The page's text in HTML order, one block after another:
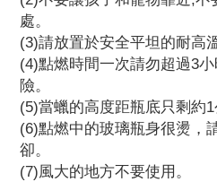
處。
(3)請放置於安全平坦的耐高
(4)點燃時間一次請勿超過3
險。
(5)當蠟的高度距瓶底只剩約1
(6)點燃中的玻璃瓶身很燙，
卻。
(7)風大的地方不要使用。